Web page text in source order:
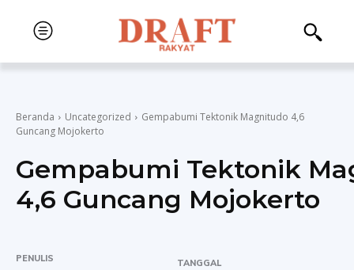
Beranda Uncategorized
Gempabumi Tektonik Magnitudo 4,6
Guncang Mojokerto
Gempabumi Tektonik
4,6 Guncang Mojokerto
PENULIS TANGGAL